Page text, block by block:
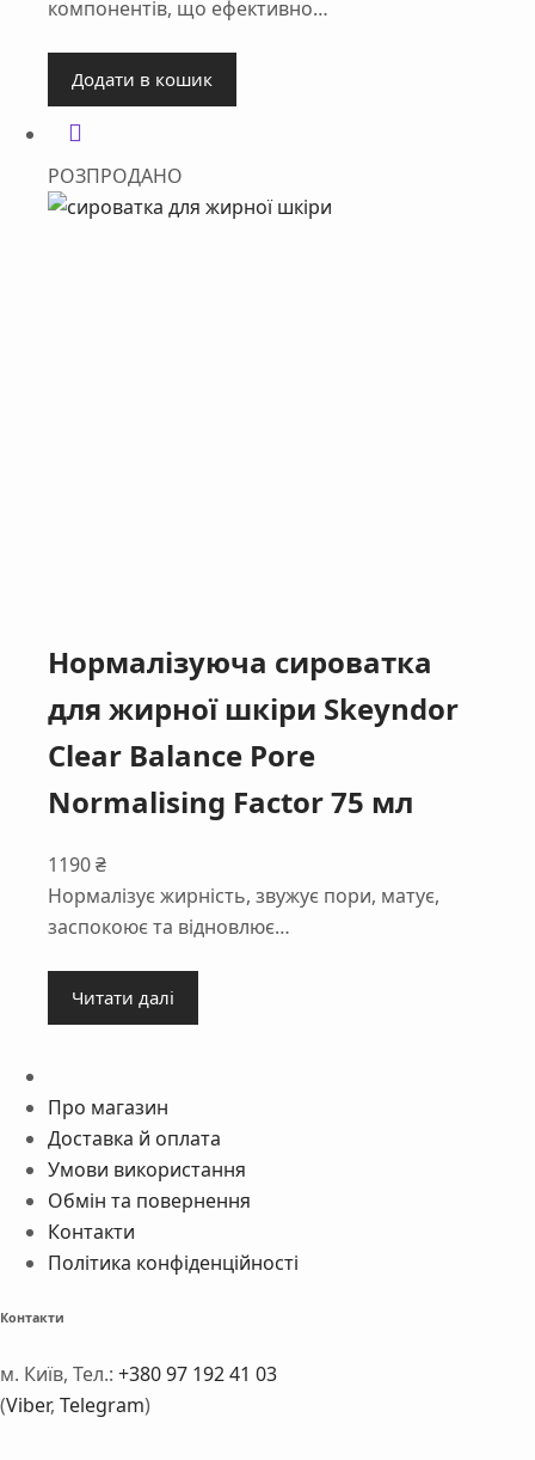
компонентів, що ефективно…
Додати в кошик
РОЗПРОДАНО
Нормалізуюча сироватка
для жирної шкіри Skeyndor
Clear Balance Pore
Normalising Factor 75 мл
1190₴
Нормалізує жирність, звужує пори, матує,
заспокоює та відновлює…
Читати далі
Про магазин
Доставка й оплата
Умови використання
Обмін та повернення
Контакти
Політика конфіденційності
Контакти
м. Київ, Тел.: +380 97 192 41 03
(Viber, Telegram)